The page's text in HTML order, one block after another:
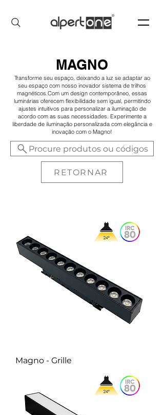
MAGNO
Transforme seu espaço, deixando a luz se adaptar ao
seu espaço com nosso inovador sistema de trilhos
magnéticos.Com um design contemporâneo, essas
luminárias oferecem flexibilidade sem igual, permitindo
ajustes intuitivos para personalizar a iluminação de
acordo com as suas necessidades. Experimente a
liberdade de iluminação personalizada com elegância e
inovação com o Magno!
Procure produtos ou códigos
RETORNAR
Magno - Grille